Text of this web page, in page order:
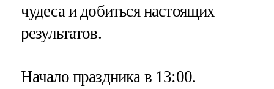
чудеса и добиться настоящих
результатов.
Начало праздника в 13:00.